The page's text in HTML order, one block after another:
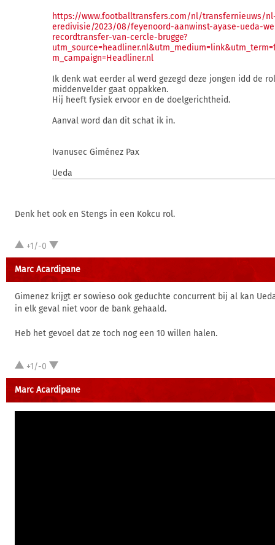
https://www.footballtransfers.com/nl/transfernieuws/
eredivisie/2023/08/feyenoord-aanwinst-ayase-ueda-
recordtransfer-van-cercle-brugge?
m_campaign=Headliner.nl
Ik denk wat eerder al werd gezegd deze jongen idd de
middenvelder gaat oppakken.
Hij heeft fysiek ervoor en de doelgerichtheid.
Aanval word dan dit schat ik in.
Ivanusec Giménez Pax
Ueda
Denk het ook en Stengs in een Kokcu rol.
+1/-0
Marc Acardipane
Gimenez krijgt er sowieso ook geduchte concurrent bij al kan
in elk geval niet voor de bank gehaald.
Heb het gevoel dat ze toch nog een 10 willen halen.
+1/-0
Marc Acardipane